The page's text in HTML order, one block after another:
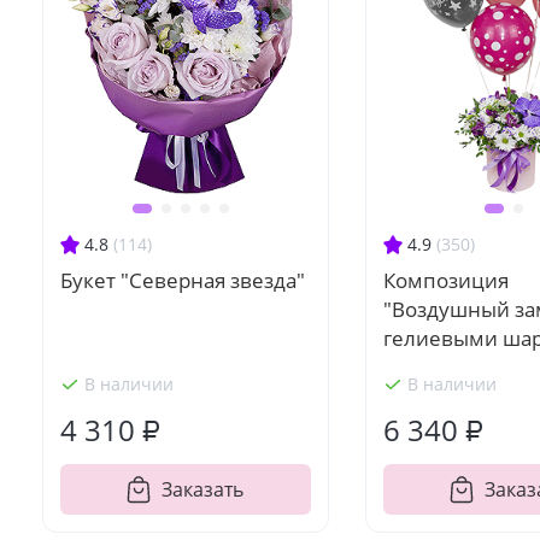
4.8 (114)
Букет "Северная звезда"
В наличии
4 310 ₽
Заказать
4.9 (350)
Композиция
"Воздушный
гелиевыми
В наличии
6 340 ₽